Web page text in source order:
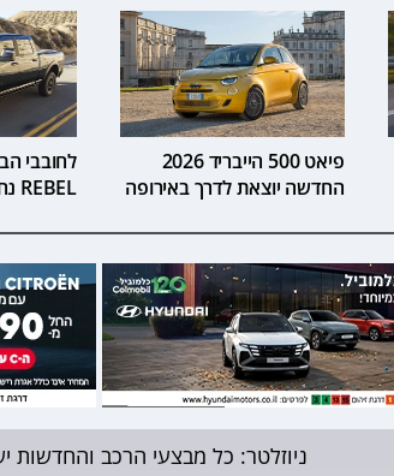
פיאט 500 הייבריד 2026
החדשה יוצאת לדרך באירופה
לחובבי
REBEL נחת בישראל
ניוזלטר: כל מבצעי הרכב והחדשות